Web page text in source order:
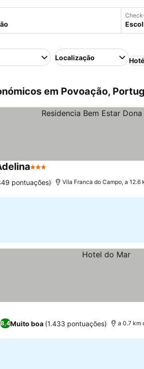
Localização
em Povoação,
3 Estrelas
pontuações) Vila Franca do Campo, a 12.6
8,4Muito boa (1.433 pontuações) a 0.7 km